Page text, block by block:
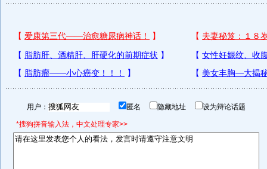
用户： 匿名 隐藏地址 设为辩论话题
*搜狗拼音输入法，中文处理专家>>